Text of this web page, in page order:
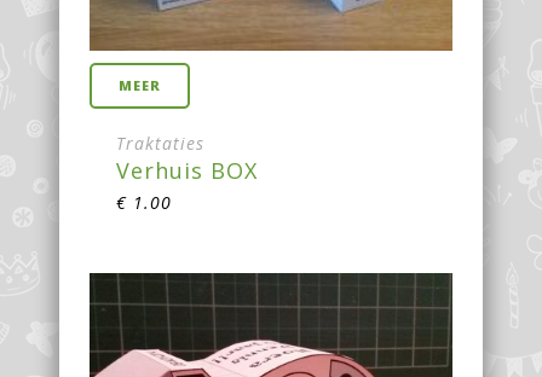
MEER
Traktaties
Verhuis BOX
€ 1.00